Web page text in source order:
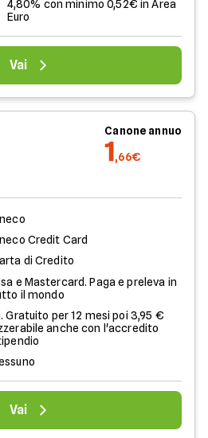
4,80% con minimo 0,52€ in Area
Euro
Vai
Canone annuo
1,66€
Credit Card
di Credito
e Mastercard. Paga e preleva in
il mondo
Gratuito per 12 mesi poi 3,95 €
anche con l'accredito
Vai